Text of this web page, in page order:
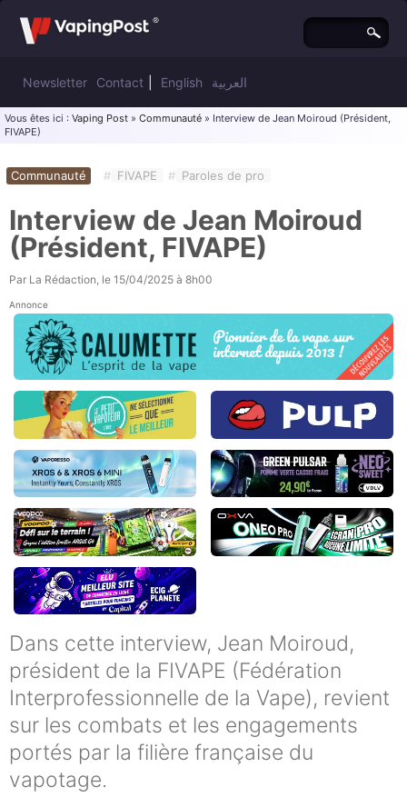
Newsletter Contact English العربية
Vous êtes ici : Vaping Post » Communauté » Interview de Jean Moiroud (Président,
FIVAPE)
Communauté # FIVAPE # Paroles de pro
Interview de Jean Moiroud
(Président, FIVAPE)
Par La Rédaction, le 15/04/2025 à 8h00
Annonce
Dans cette interview, Jean Moiroud,
président de la FIVAPE (Fédération
Interprofessionnelle de la Vape), revient
sur les combats et les engagements
portés par la filière française du
vapotage.